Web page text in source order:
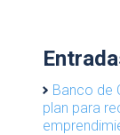
Banco de
plan para